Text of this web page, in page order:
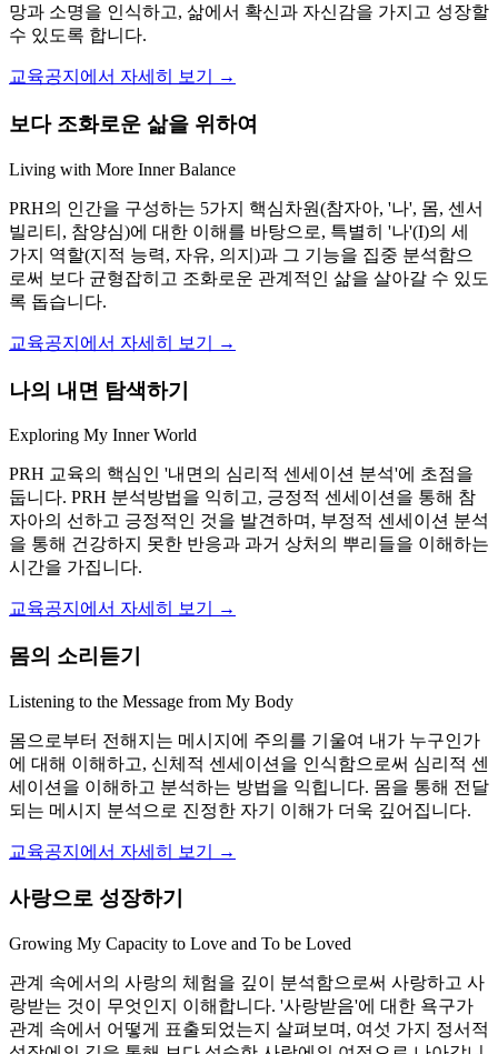
망과 소명을 인식하고, 삶에서 확신과 자신감을 가지고 성장할
수 있도록 합니다.
교육공지에서 자세히 보기 →
보다 조화로운 삶을 위하여
Living with More Inner Balance
PRH의 인간을 구성하는 5가지 핵심차원(참자아, '나', 몸, 센서
빌리티, 참양심)에 대한 이해를 바탕으로, 특별히 '나'(I)의 세
가지 역할(지적 능력, 자유, 의지)과 그 기능을 집중 분석함으
로써 보다 균형잡히고 조화로운 관계적인 삶을 살아갈 수 있도
록 돕습니다.
교육공지에서 자세히 보기 →
나의 내면 탐색하기
Exploring My Inner World
PRH 교육의 핵심인 '내면의 심리적 센세이션 분석'에 초점을
둡니다. PRH 분석방법을 익히고, 긍정적 센세이션을 통해 참
자아의 선하고 긍정적인 것을 발견하며, 부정적 센세이션 분석
을 통해 건강하지 못한 반응과 과거 상처의 뿌리들을 이해하는
시간을 가집니다.
교육공지에서 자세히 보기 →
몸의 소리듣기
Listening to the Message from My Body
몸으로부터 전해지는 메시지에 주의를 기울여 내가 누구인가
에 대해 이해하고, 신체적 센세이션을 인식함으로써 심리적 센
세이션을 이해하고 분석하는 방법을 익힙니다. 몸을 통해 전달
되는 메시지 분석으로 진정한 자기 이해가 더욱 깊어집니다.
교육공지에서 자세히 보기 →
사랑으로 성장하기
Growing My Capacity to Love and To be Loved
관계 속에서의 사랑의 체험을 깊이 분석함으로써 사랑하고 사
랑받는 것이 무엇인지 이해합니다. '사랑받음'에 대한 욕구가
관계 속에서 어떻게 표출되었는지 살펴보며, 여섯 가지 정서적